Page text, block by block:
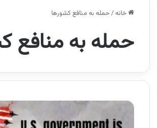
خانه /حمله به منافع کشورها
حمله به منافع